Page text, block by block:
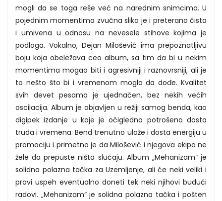
mogli da se toga reše već na narednim snimcima. U
pojednim momentima zvučna slika je i preterano čista
i umivena u odnosu na nevesele stihove kojima je
podloga. Vokalno, Dejan Milošević ima prepoznatljivu
boju koja obeležava ceo album, sa tim da bi u nekim
momentima mogao biti i agresivniji i raznovrsniji, ali je
to nešto što bi i vremenom moglo da dođe. Kvalitet
svih devet pesama je ujednačen, bez nekih većih
oscilacija. Album je objavljen u režiji samog benda, kao
digipek izdanje u koje je očigledno potrošeno dosta
truda i vremena. Bend trenutno ulaže i dosta energiju u
promociju i primetno je da Milošević i njegova ekipa ne
žele da prepuste ništa slučaju. Album „Mehanizam“ je
solidna polazna tačka za Uzemljenje, ali će neki veliki i
pravi uspeh eventualno doneti tek neki njihovi budući
radovi. „Mehanizam“ je solidna polazna tačka i pošten